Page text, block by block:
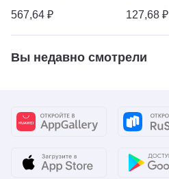
567,64 ₽ 127,68 ₽
Вы недавно смотрели